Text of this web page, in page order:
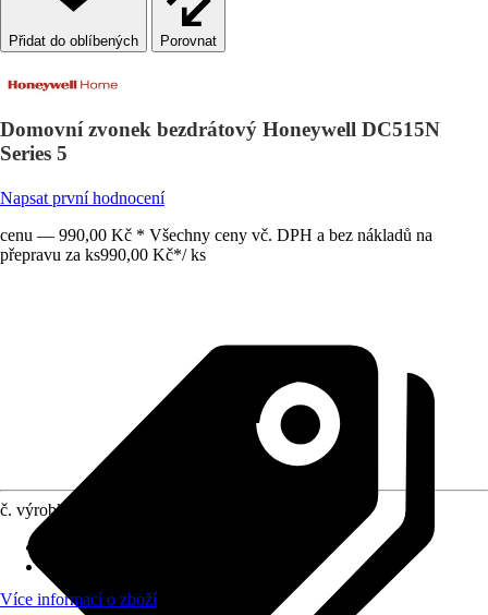
Porovnat
Domovní zvonek bezdrátový Honeywell DC515N
Series 5
Napsat první hodnocení
cenu — 990,00 Kč * Všechny ceny vč. DPH a bez nákladů na
přepravu za ks990,00 Kč*/ ks
č. výrobku
Více informací o zboží